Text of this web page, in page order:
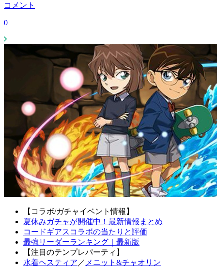
コメント
0
【コラボ/ガチャイベント情報】
夏休みガチャが開催中！最新情報まとめ
コードギアスコラボの当たりと評価
最強リーダーランキング｜最新版
【注目のテンプレパーティ】
水着ヘスティア ／ メニット&チャオリン